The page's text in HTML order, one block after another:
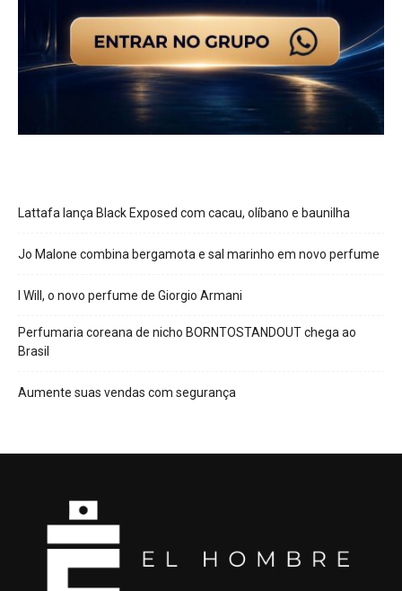
Lattafa lança Black Exposed com cacau, olíbano e baunilha
Jo Malone combina bergamota e sal marinho em novo perfume
I Will, o novo perfume de Giorgio Armani
Perfumaria coreana de nicho BORNTOSTANDOUT chega ao
Brasil
Aumente suas vendas com segurança